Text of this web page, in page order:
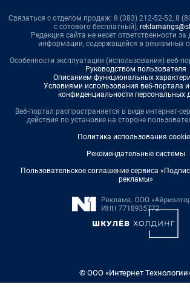
Связаться с отделом продаж: 8 (383) 212-52-52, 8
с сотового бесплатный),
Редакция сайта не несет ответственности за
информации, содержащейся в рекламных
Особенности эксплуатации (использования) веб-
Руководством пользователя
Описанием функциональных
Условиями использования веб-портала
конфиденциальности персональных
Веб-портал распространяется в виде интернет-
действия по установке на стороне
Политика использования
Рекомендательные системы
Пользовательское соглашение сервиса
рекламы»
© ООО «Интернет